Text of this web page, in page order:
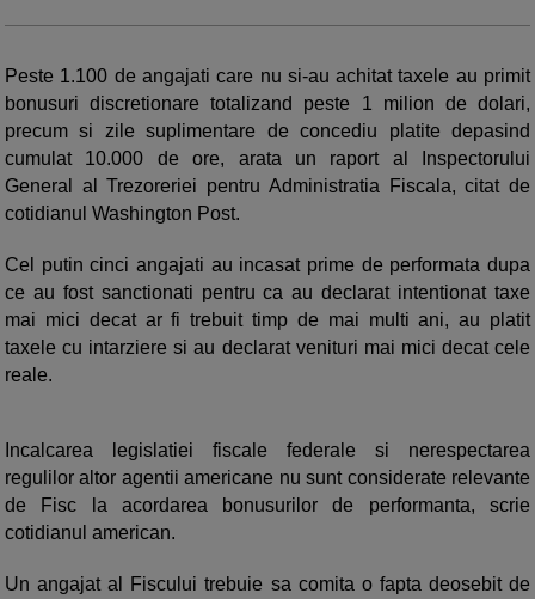
Peste 1.100 de angajati care nu si-au achitat taxele au primit
bonusuri discretionare totalizand peste 1 milion de dolari,
precum si zile suplimentare de concediu platite depasind
cumulat 10.000 de ore, arata un raport al Inspectorului
General al Trezoreriei pentru Administratia Fiscala, citat de
cotidianul Washington Post.
Cel putin cinci angajati au incasat prime de performata dupa
ce au fost sanctionati pentru ca au declarat intentionat taxe
mai mici decat ar fi trebuit timp de mai multi ani, au platit
taxele cu intarziere si au declarat venituri mai mici decat cele
reale.
Incalcarea legislatiei fiscale federale si nerespectarea
regulilor altor agentii americane nu sunt considerate relevante
de Fisc la acordarea bonusurilor de performanta, scrie
cotidianul american.
Un angajat al Fiscului trebuie sa comita o fapta deosebit de